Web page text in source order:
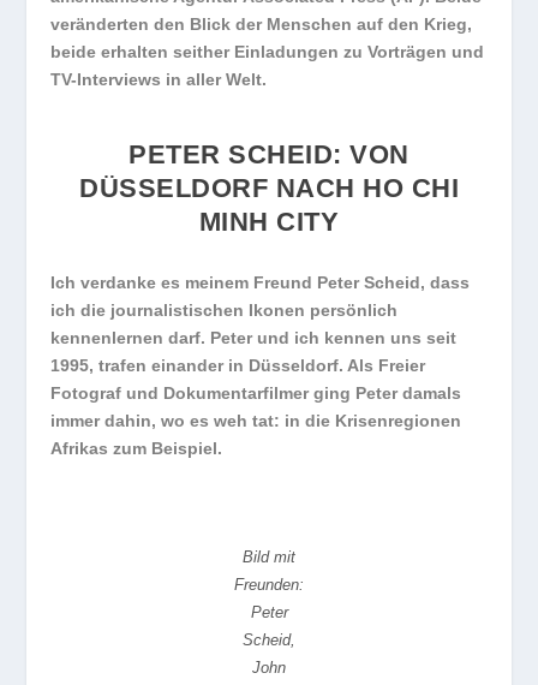
veränderten den Blick der Menschen auf den Krieg,
beide erhalten seither Einladungen zu Vorträgen und
TV-Interviews in aller Welt.
PETER SCHEID: VON
DÜSSELDORF NACH HO CHI
MINH CITY
Ich verdanke es meinem Freund Peter Scheid, dass
ich die journalistischen Ikonen persönlich
kennenlernen darf. Peter und ich kennen uns seit
1995, trafen einander in Düsseldorf. Als Freier
Fotograf und Dokumentarfilmer ging Peter damals
immer dahin, wo es weh tat: in die Krisenregionen
Afrikas zum Beispiel.
Bild mit
Freunden:
Peter
Scheid,
John